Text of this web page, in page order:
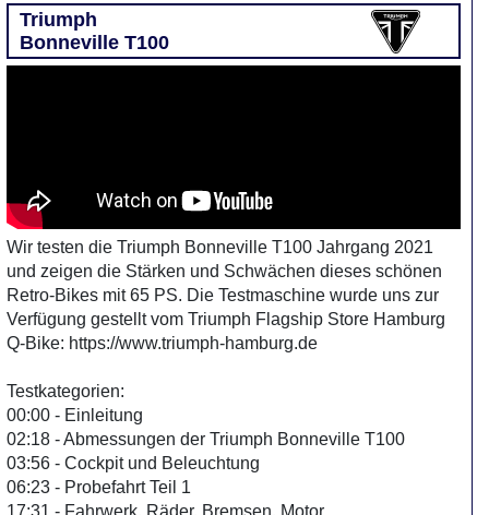
Triumph
Bonneville T100
Wir testen die Triumph Bonneville T100 Jahrgang 2021
und zeigen die Stärken und Schwächen dieses schönen
Retro-Bikes mit 65 PS. Die Testmaschine wurde uns zur
Verfügung gestellt vom Triumph Flagship Store Hamburg
Q-Bike: https://www.triumph-hamburg.de
Testkategorien:
00:00 - Einleitung
02:18 - Abmessungen der Triumph Bonneville T100
03:56 - Cockpit und Beleuchtung
06:23 - Probefahrt Teil 1
17:31 - Fahrwerk, Räder, Bremsen, Motor